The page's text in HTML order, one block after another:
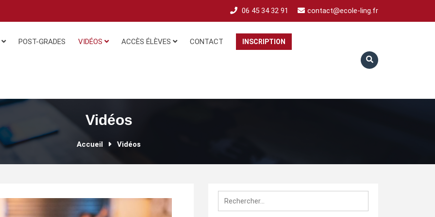
06 45 34 32 91 contact@ecole-ling.fr
POST-GRADES VIDÉOS ACCÈS ÉLÈVES CONTACT INSCRIPTION
Vidéos
Accueil Vidéos
Rechercher :